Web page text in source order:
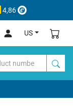
4,86
US